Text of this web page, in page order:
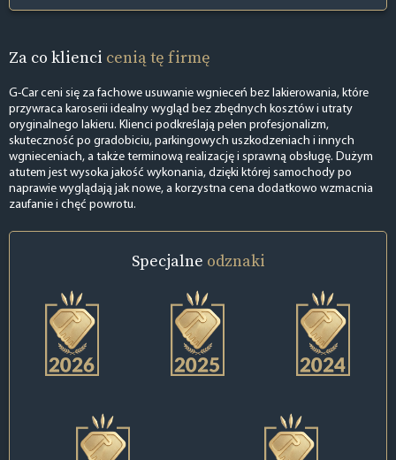
Za co klienci cenią tę firmę
G-Car ceni się za fachowe usuwanie wgnieceń bez lakierowania, które
przywraca karoserii idealny wygląd bez zbędnych kosztów i utraty
oryginalnego lakieru. Klienci podkreślają pełen profesjonalizm,
skuteczność po gradobiciu, parkingowych uszkodzeniach i innych
wgnieceniach, a także terminową realizację i sprawną obsługę. Dużym
atutem jest wysoka jakość wykonania, dzięki której samochody po
naprawie wyglądają jak nowe, a korzystna cena dodatkowo wzmacnia
zaufanie i chęć powrotu.
Specjalne odznaki